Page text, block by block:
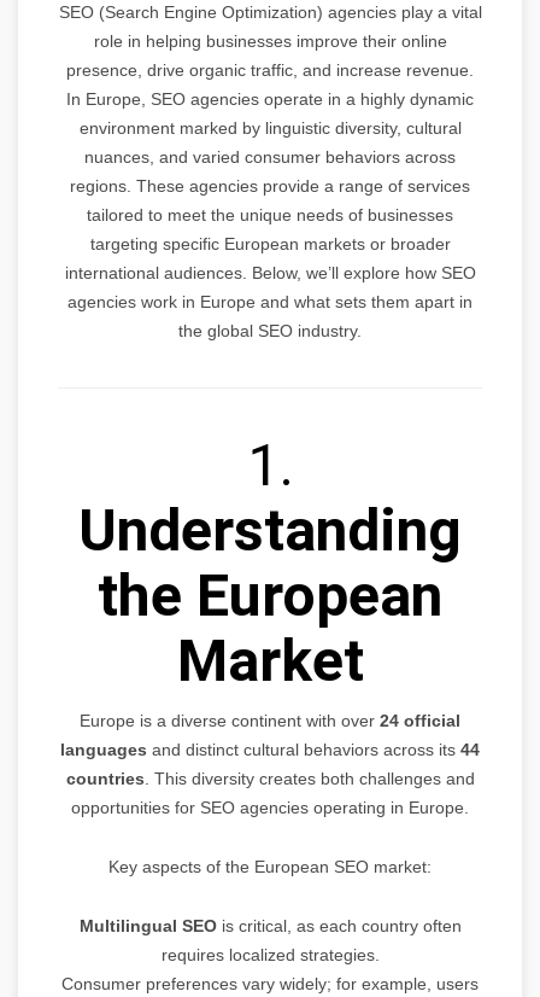
SEO (Search Engine Optimization) agencies play a vital
role in helping businesses improve their online
presence, drive organic traffic, and increase revenue.
In Europe, SEO agencies operate in a highly dynamic
environment marked by linguistic diversity, cultural
nuances, and varied consumer behaviors across
regions. These agencies provide a range of services
tailored to meet the unique needs of businesses
targeting specific European markets or broader
international audiences. Below, we’ll explore how SEO
agencies work in Europe and what sets them apart in
the global SEO industry.
1.
Understanding
the European
Market
Europe is a diverse continent with over 24 official
languages and distinct cultural behaviors across its 44
countries . This diversity creates both challenges and
opportunities for SEO agencies operating in Europe.
Key aspects of the European SEO market:
Multilingual SEOis critical, as each country often
requires localized strategies.
Consumer preferences vary widely; for example, users